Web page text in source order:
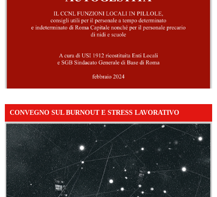
CONVEGNO SUL BURNOUT E STRESS LAVORATIVO